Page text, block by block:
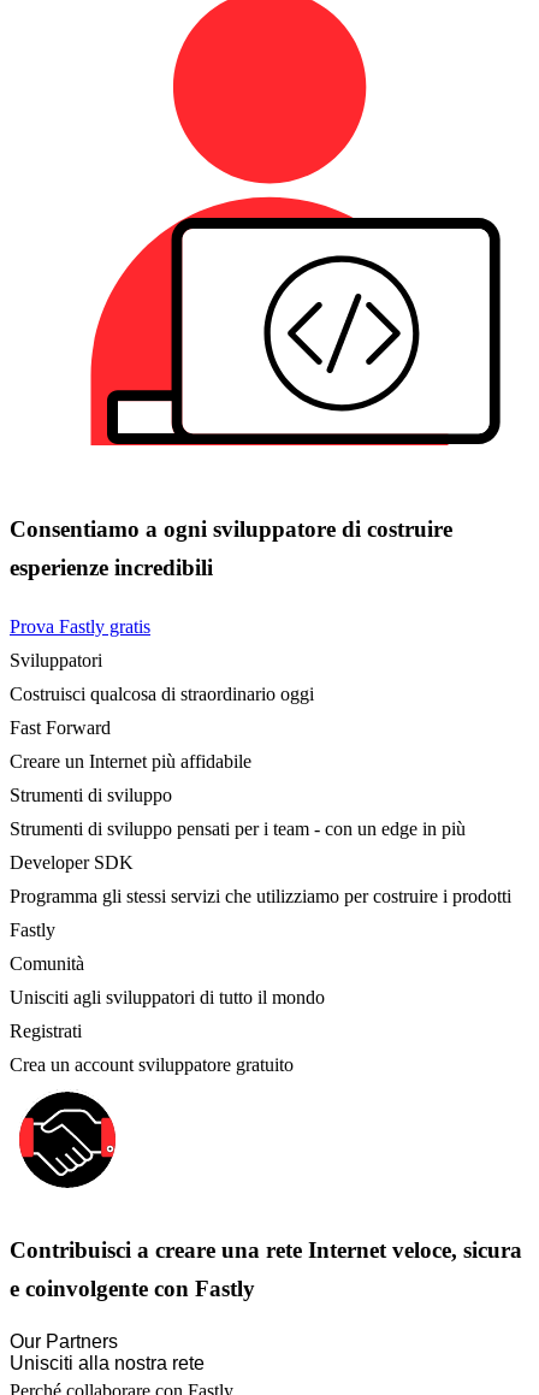
Consentiamo a ogni sviluppatore di costruire
esperienze incredibili
Prova Fastly gratis
Sviluppatori
Costruisci qualcosa di straordinario oggi
Fast Forward
Creare un Internet più affidabile
Strumenti di sviluppo
Strumenti di sviluppo pensati per i team - con un edge in più
Developer SDK
Programma gli stessi servizi che utilizziamo per costruire i prodotti
Fastly
Comunità
Unisciti agli sviluppatori di tutto il mondo
Registrati
Crea un account sviluppatore gratuito
Contribuisci a creare una rete Internet veloce, sicura
e coinvolgente con Fastly
Our Partners
Unisciti alla nostra rete
Perché collaborare con Fastly